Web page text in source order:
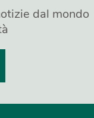
dal mondo